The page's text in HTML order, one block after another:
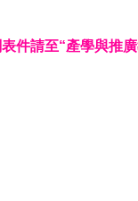
件請至“產學與推